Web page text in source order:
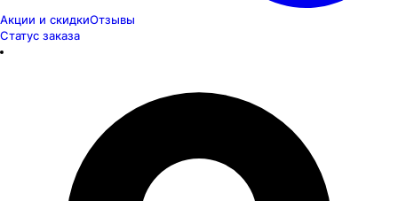
Акции и скидкиОтзывы
Статус заказа